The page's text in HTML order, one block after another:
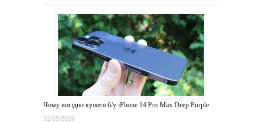
Чому вигідно купити б/у iPhone 14 Pro Max Deep Purple
31/05/2026